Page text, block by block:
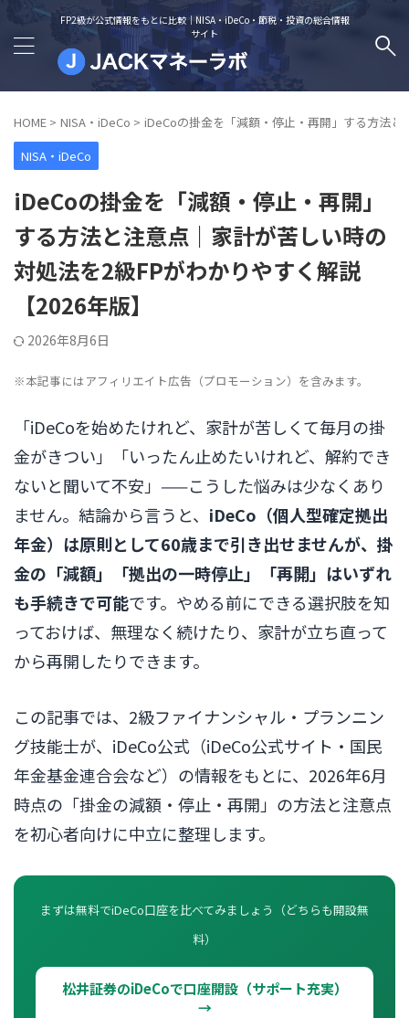
FP2級が公式情報をもとに比較｜NISA・iDeCo・節税・投資の総合情報
サイト
HOME > NISA・iDeCo > iDeCoの掛金を「減額・停止・再開」する方法
NISA・iDeCo
iDeCoの掛金を「減額・停止・再開」
する方法と注意点｜家計が苦しい時の
対処法を2級FPがわかりやすく解説
【2026年版】
2026年8月6日
※本記事にはアフィリエイト広告（プロモーション）を含みます。
「iDeCoを始めたけれど、家計が苦しくて毎月の掛
金がきつい」「いったん止めたいけれど、解約でき
ないと聞いて不安」——こうした悩みは少なくあり
ません。結論から言うと、 iDeCo（個人型確定拠出
年金）は原則として60歳まで引き出せませんが、掛
金の「減額」「拠出の一時停止」「再開」はいずれ
も手続きで可能です。やめる前にできる選択肢を知
っておけば、無理なく続けたり、家計が立ち直って
から再開したりできます。
この記事では、2級ファイナンシャル・プランニン
グ技能士が、iDeCo公式（iDeCo公式サイト・国民
年金基金連合会など）の情報をもとに、2026年6月
時点の「掛金の減額・停止・再開」の方法と注意点
を初心者向けに中立に整理します。
まずは無料でiDeCo口座を比べてみましょう（どちらも開設無
料）
松井証券のiDeCoで口座開設（サポート充実）
→